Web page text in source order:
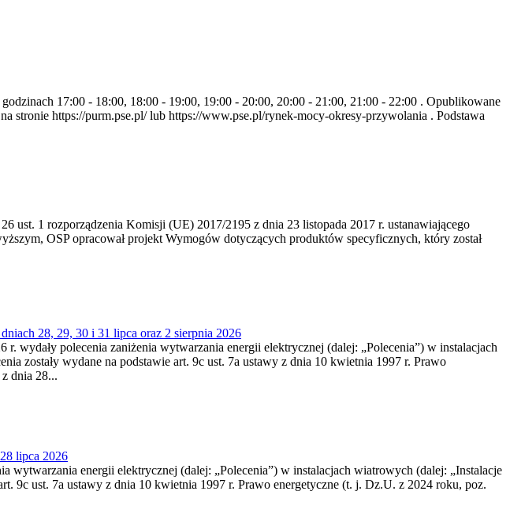
17:00 - 18:00, 18:00 - 19:00, 19:00 - 20:00, 20:00 - 21:00, 21:00 - 22:00 . Opublikowane
stronie https://purm.pse.pl/ lub https://www.pse.pl/rynek-mocy-okresy-przywolania . Podstawa
ust. 1 rozporządzenia Komisji (UE) 2017/2195 z dnia 23‍ listopada 2017 r. ustanawiającego
OSP opracował projekt Wymogów dotyczących produktów specyficznych, który został
28, 29, 30 i 31 lipca oraz 2 sierpnia 2026
wydały polecenia zaniżenia wytwarzania energii elektrycznej (dalej: „Polecenia”) w instalacjach
zostały wydane na podstawie art. 9c ust. 7a ustawy z dnia 10 kwietnia 1997 r. Prawo
dnia 28...
lipca 2026
wytwarzania energii elektrycznej (dalej: „Polecenia”) w instalacjach wiatrowych (dalej: „Instalacje
9c ust. 7a ustawy z dnia 10 kwietnia 1997 r. Prawo energetyczne (t. j. Dz.U. z 2024 roku, poz.